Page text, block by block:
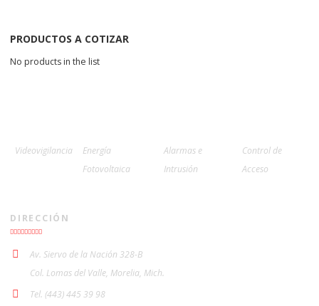
PRODUCTOS A COTIZAR
No products in the list
Videovigilancia
Energía
Fotovoltaica
Alarmas e
Intrusión
Control de
Acceso
DIRECCIÓN
Av. Siervo de la Nación 328-B
Col. Lomas del Valle, Morelia, Mich.
Tel. (443) 445 39 98